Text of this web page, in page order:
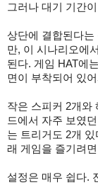
그러나 대기 기간
상단에 결합된다는
만, 이 시나리오에
된다. 게임 HAT에
면이 부착되어 있
작은 스피커 2개와
드에서 자주 보였
는 트리거도 2개
래 게임을 즐기려
설정은 매우 쉽다.